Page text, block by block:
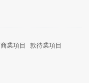
商業項目 款待業項目